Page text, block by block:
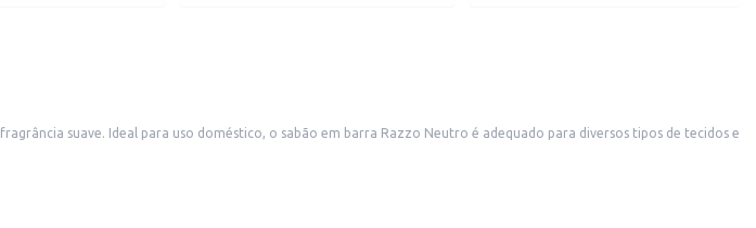
suave. Ideal para uso doméstico, o sabão em barra Razzo Neutro é adequado para diversos tipos de tecidos e